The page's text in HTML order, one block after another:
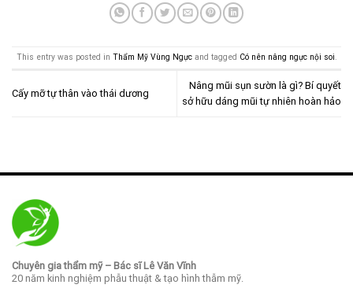
This entry was posted in Thẩm Mỹ Vùng Ngựcand tagged Có nên nâng ngực nội soi.
Cấy mỡ tự thân vào thái dương
Nâng mũi sụn sườn là gì? Bí quyết
sở hữu dáng mũi tự nhiên hoàn hảo
Chuyên gia thẩm mỹ – Bác sĩ Lê Văn Vĩnh
20 năm kinh nghiệm phẫu thuật & tạo hình thẫm mỹ.